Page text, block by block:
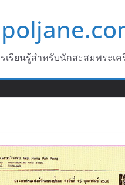
เรียนรู้สำหรับนักสะสมพระเค